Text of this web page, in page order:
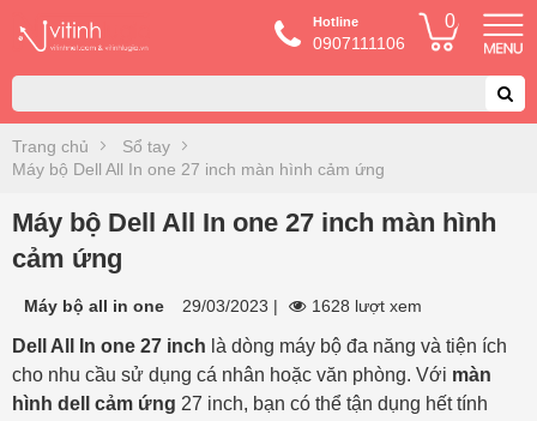
Hotline
0907111106
0
Trang chủ
Sổ tay
Máy bộ Dell All In one 27 inch màn hình cảm ứng
Máy bộ Dell All In one 27 inch màn hình
cảm ứng
Máy bộ all in one 29/03/2023 | 1628 lượt xem
Dell All In one 27 inch là dòng máy bộ đa năng và tiện ích
cho nhu cầu sử dụng cá nhân hoặc văn phòng. Với màn
hình dell cảm ứng 27 inch, bạn có thể tận dụng hết tính